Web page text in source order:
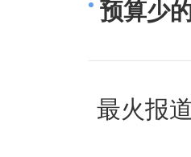
预算少
最火报道